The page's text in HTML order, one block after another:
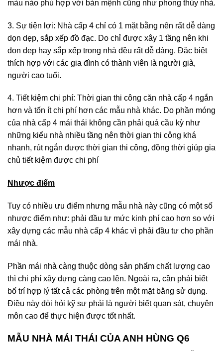
màu nào phù hợp với bản mệnh cũng như phong thủy nhà.
3. Sự tiện lợi: Nhà cấp 4 chỉ có 1 mặt bằng nên rất dễ dàng
dọn dẹp, sắp xếp đồ đạc. Do chỉ được xây 1 tầng nên khi
dọn dẹp hay sắp xếp trong nhà đều rất dễ dàng. Đặc biệt
thích hợp với các gia đình có thành viên là người già,
người cao tuổi.
4. Tiết kiệm chi phí: Thời gian thi công căn nhà cấp 4 ngắn
hơn và tốn ít chi phí hơn các mẫu nhà khác. Do phần móng
của nhà cấp 4 mái thái không cần phải quá cầu kỳ như
những kiểu nhà nhiều tầng nên thời gian thi công khá
nhanh, rút ngắn được thời gian thi công, đồng thời giúp gia
chủ tiết kiệm được chi phí
Nhược điểm
Tuy có nhiều ưu điểm nhưng mẫu nhà này cũng có một số
nhược điểm như: phải đầu tư mức kinh phí cao hơn so với
xây dựng các mẫu nhà cấp 4 khác vì phải đầu tư cho phần
mái nhà.
Phần mái nhà càng thuộc dòng sản phẩm chất lượng cao
thì chi phí xây dựng càng cao lên. Ngoài ra, cần phải biết
bố trí hợp lý tất cả các phòng trên một mặt bằng sử dụng.
Điều này đòi hỏi kỹ sư phải là người biết quan sát, chuyên
môn cao để thực hiện được tốt nhất.
MẪU NHÀ MÁI THÁI CỦA ANH HÙNG Q6